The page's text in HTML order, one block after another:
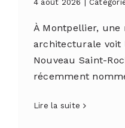
4 août 2026
À Montpellier, une
architecturale voit
Nouveau Saint-
récemment
Lire la suite